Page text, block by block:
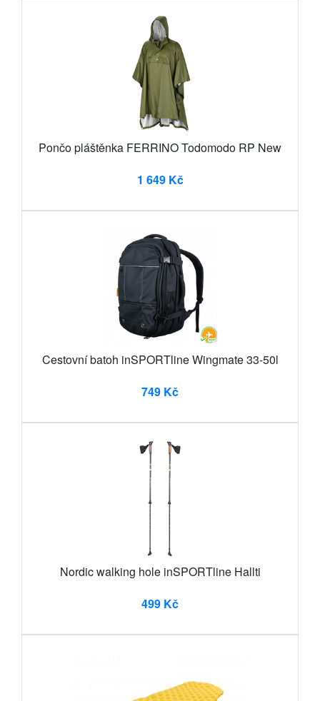
Pončo pláštěnka FERRINO Todomodo RP New
1 649 Kč
Cestovní batoh inSPORTline Wingmate 33-50l
749 Kč
Nordic walking hole inSPORTline Hallti
499 Kč